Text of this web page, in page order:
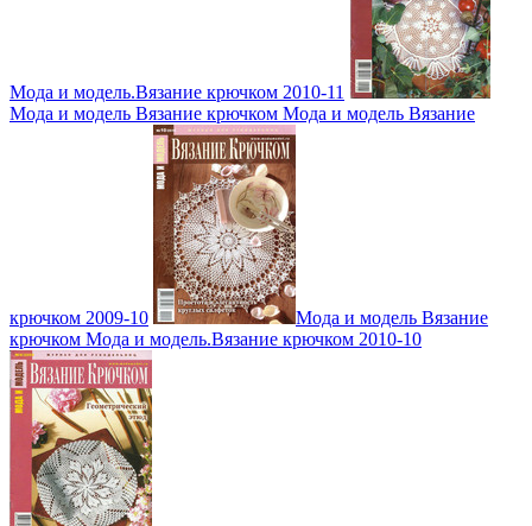
Мода и модель.Вязание крючком 2010-11
Мода и модель Вязание крючком Мода и модель Вязание
крючком 2009-10
Мода и модель Вязание
крючком Мода и модель.Вязание крючком 2010-10